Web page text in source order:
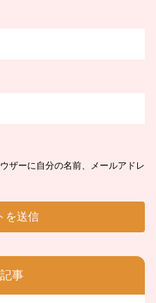
ザーに自分の名前、メールアドレ
事